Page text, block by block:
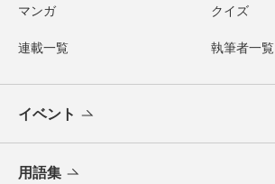
マンガ クイズ
連載一覧 執筆者一覧
イベント
用語集